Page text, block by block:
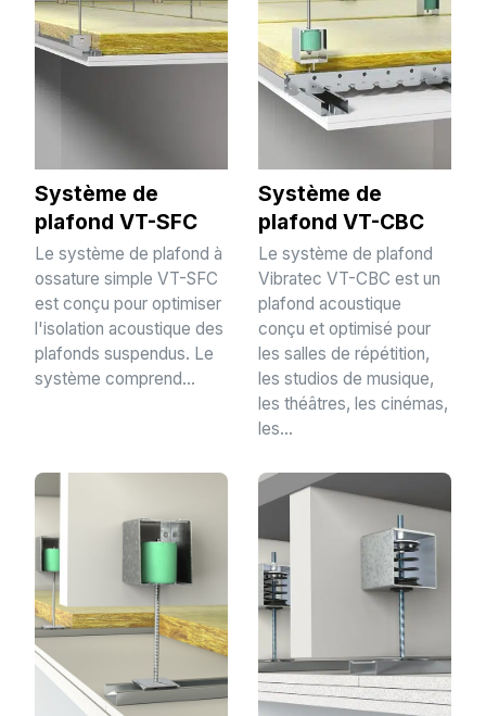
Système de
plafond VT-SFC
Le système de plafond à
ossature simple VT-SFC
est conçu pour optimiser
l'isolation acoustique des
plafonds suspendus. Le
système comprend...
Système de
plafond VT-CBC
Le système de plafond
Vibratec VT-CBC est un
plafond acoustique
conçu et optimisé pour
les salles de répétition,
les studios de musique,
les théâtres, les cinémas,
les...